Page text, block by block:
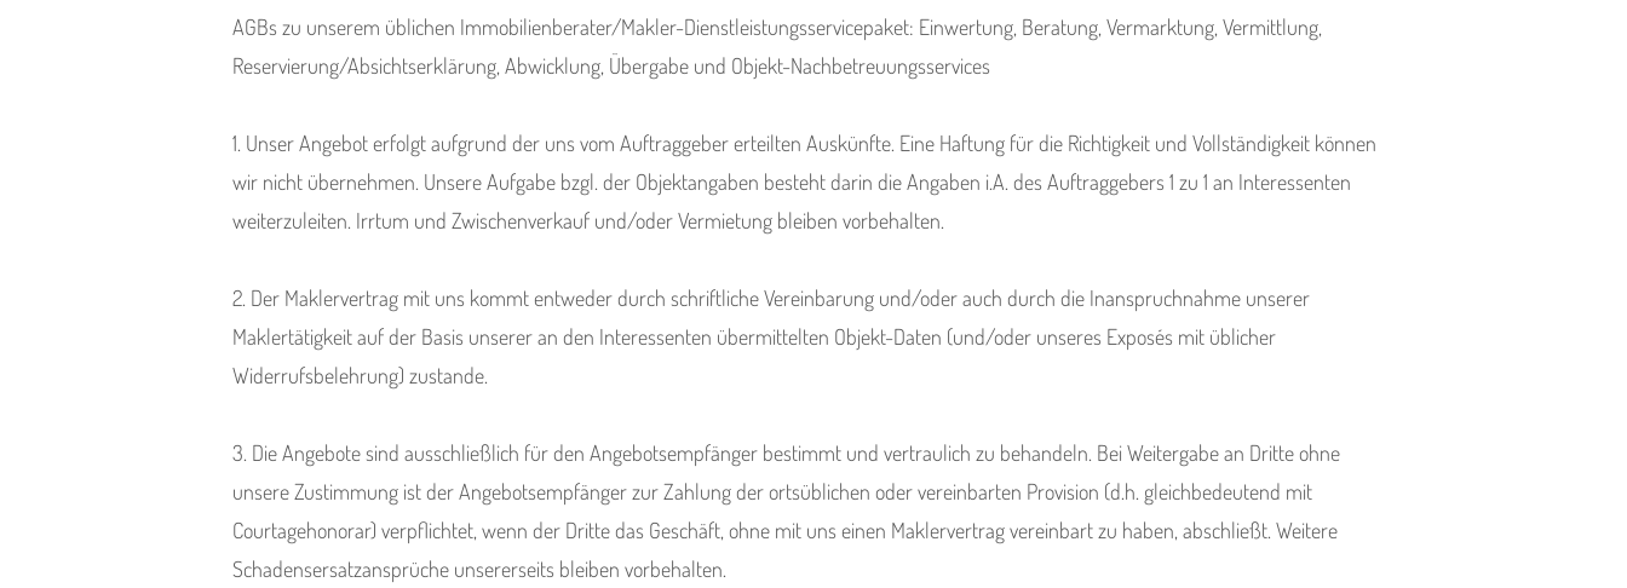
AGBs zu unserem üblichen Immobilienberater/Makler-Dienstleistungsservicepaket: Einwertung, Beratung, Vermarktung, Vermittlung,
Reservierung/Absichtserklärung, Abwicklung, Übergabe und Objekt-Nachbetreuungsservices
1. Unser Angebot erfolgt aufgrund der uns vom Auftraggeber erteilten Auskünfte. Eine Haftung für die Richtigkeit und Vollständigkeit können
wir nicht übernehmen. Unsere Aufgabe bzgl. der Objektangaben besteht darin die Angaben i.A. des Auftraggebers 1 zu 1 an Interessenten
weiterzuleiten. Irrtum und Zwischenverkauf und/oder Vermietung bleiben vorbehalten.
2. Der Maklervertrag mit uns kommt entweder durch schriftliche Vereinbarung und/oder auch durch die Inanspruchnahme unserer
Maklertätigkeit auf der Basis unserer an den Interessenten übermittelten Objekt-Daten (und/oder unseres Exposés mit üblicher
Widerrufsbelehrung) zustande.
3. Die Angebote sind ausschließlich für den Angebotsempfänger bestimmt und vertraulich zu behandeln. Bei Weitergabe an Dritte ohne
unsere Zustimmung ist der Angebotsempfänger zur Zahlung der ortsüblichen oder vereinbarten Provision (d.h. gleichbedeutend mit
Courtagehonorar) verpflichtet, wenn der Dritte das Geschäft, ohne mit uns einen Maklervertrag vereinbart zu haben, abschließt. Weitere
Schadensersatzansprüche unsererseits bleiben vorbehalten.